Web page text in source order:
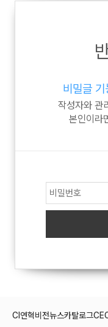
비밀글
작성자와 관
본인이라
CI 연혁비전뉴스카탈로그